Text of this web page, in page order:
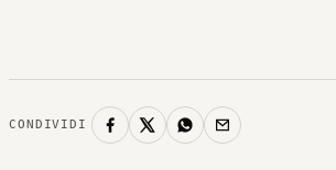
CONDIVIDI